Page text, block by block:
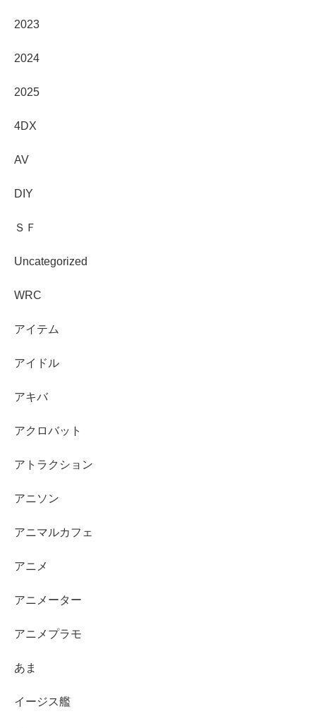
2023
2024
2025
4DX
AV
DIY
ＳＦ
Uncategorized
WRC
アイテム
アイドル
アキバ
アクロバット
アトラクション
アニソン
アニマルカフェ
アニメ
アニメーター
アニメプラモ
あま
イージス艦